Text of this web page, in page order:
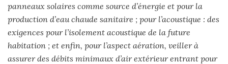
panneaux solaires comme source d’énergie et pour la
production d’eau chaude sanitaire ; pour l’acoustique : des
exigences pour l’isolement acoustique de la future
habitation ; et enfin, pour l’aspect aération, veiller à
assurer des débits minimaux d’air extérieur entrant pour